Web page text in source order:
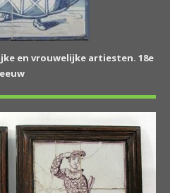
en vrouwelijke artiesten. 18e
eeuw